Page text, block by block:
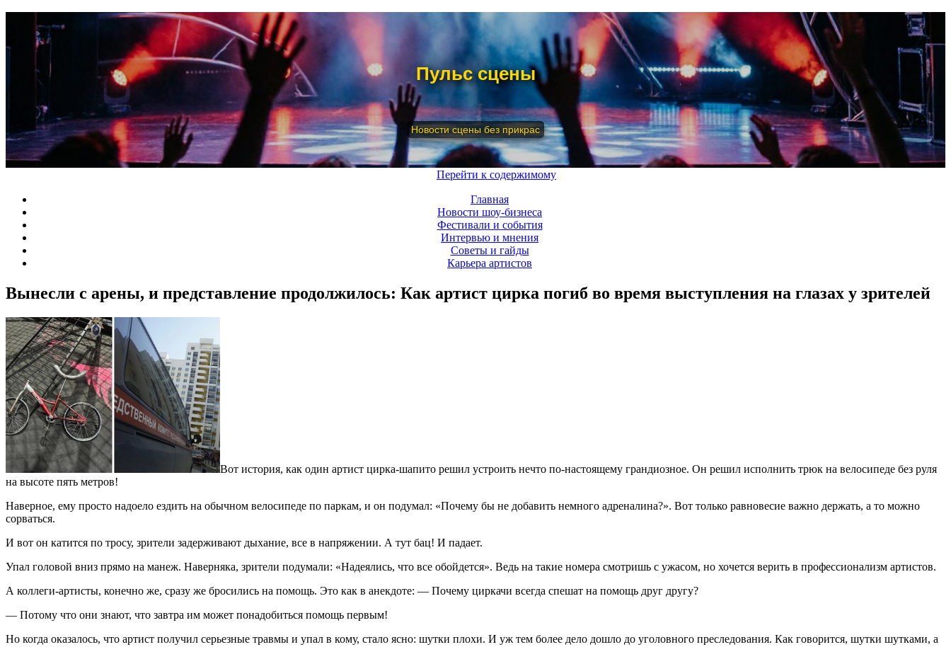
Пульс сцены
Новости сцены без прикрас
Перейти к содержимому
Главная
Новости шоу-бизнеса
Фестивали и события
Интервью и мнения
Советы и гайды
Карьера артистов
Вынесли с арены, и представление продолжилось: Как артист цирка погиб во время выступления на глазах у зрителей
Вот история, как один артист цирка-шапито решил устроить нечто по-настоящему грандиозное. Он решил исполнить трюк на велосипеде без руля
на высоте пять метров!
Наверное, ему просто надоело ездить на обычном велосипеде по паркам, и он подумал: «Почему бы не добавить немного адреналина?». Вот только равновесие важно держать, а то можно
сорваться.
И вот он катится по тросу, зрители задерживают дыхание, все в напряжении. А тут бац! И падает.
Упал головой вниз прямо на манеж. Наверняка, зрители подумали: «Надеялись, что все обойдется». Ведь на такие номера смотришь с ужасом, но хочется верить в профессионализм артистов.
А коллеги-артисты, конечно же, сразу же бросились на помощь. Это как в анекдоте: — Почему циркачи всегда спешат на помощь друг другу?
— Потому что они знают, что завтра им может понадобиться помощь первым!
Но когда оказалось, что артист получил серьезные травмы и упал в кому, стало ясно: шутки плохи. И уж тем более дело дошло до уголовного преследования. Как говорится, шутки шутками, а